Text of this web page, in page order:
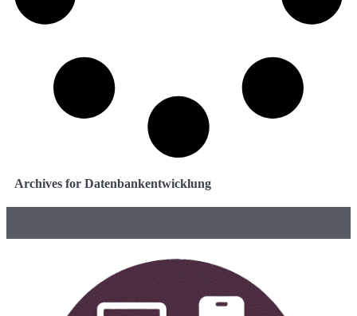
Archives for Datenbankentwicklung